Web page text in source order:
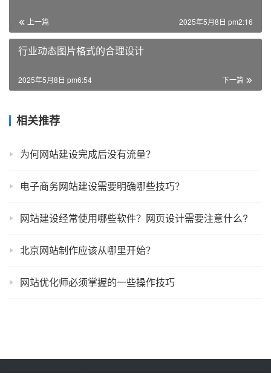
上一篇 2025年5月8日 pm2:16
行业动态图片格式的合理设计
下一篇
2025年5月8日 pm6:54
相关推荐
为何网站建设完成后没有流量？
电子商务网站建设需要明确哪些技巧？
网站建设经常使用哪些软件？网页设计需要注意什么?
北京网站制作应该从哪里开始？
网站优化师必须掌握的一些操作技巧